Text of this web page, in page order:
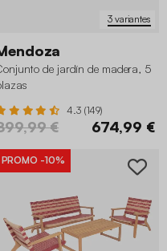
3 variantes
de jardín de madera, 5
4.3 (149)
€ 674,99 €
PROMO -10%